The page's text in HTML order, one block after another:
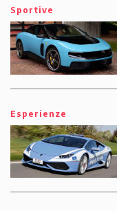
Sportive
Esperienze